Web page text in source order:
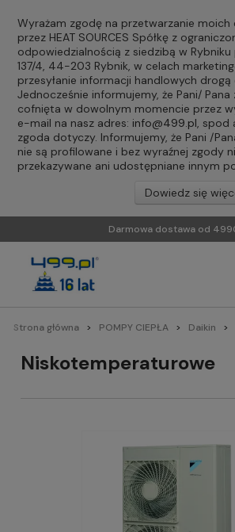
Wyrażam zgodę na przetwarzanie
przez HEAT SOURCES Spółkę z
odpowiedzialnością z siedzibą w Rybniku
137/4, 44-203 Rybnik, w celach
przesyłanie informacji handlowych drogą
Jednocześnie informujemy, że Pani/
cofnięta w dowolnym momencie przez
e-mail na nasz adres: info@499.pl, spod
zgoda dotyczy. Informujemy, że Pani /
nie są profilowane i bez wyraźnej zgody
przekazywane ani udostępniane innym
Dowiedz się
Darmowa dostawa od
Strona główna POMPY CIEPŁA Daikin
Niskotemperaturowe